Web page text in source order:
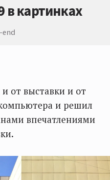
в картинках
end
от выставки и от
и решил
впечатлениями